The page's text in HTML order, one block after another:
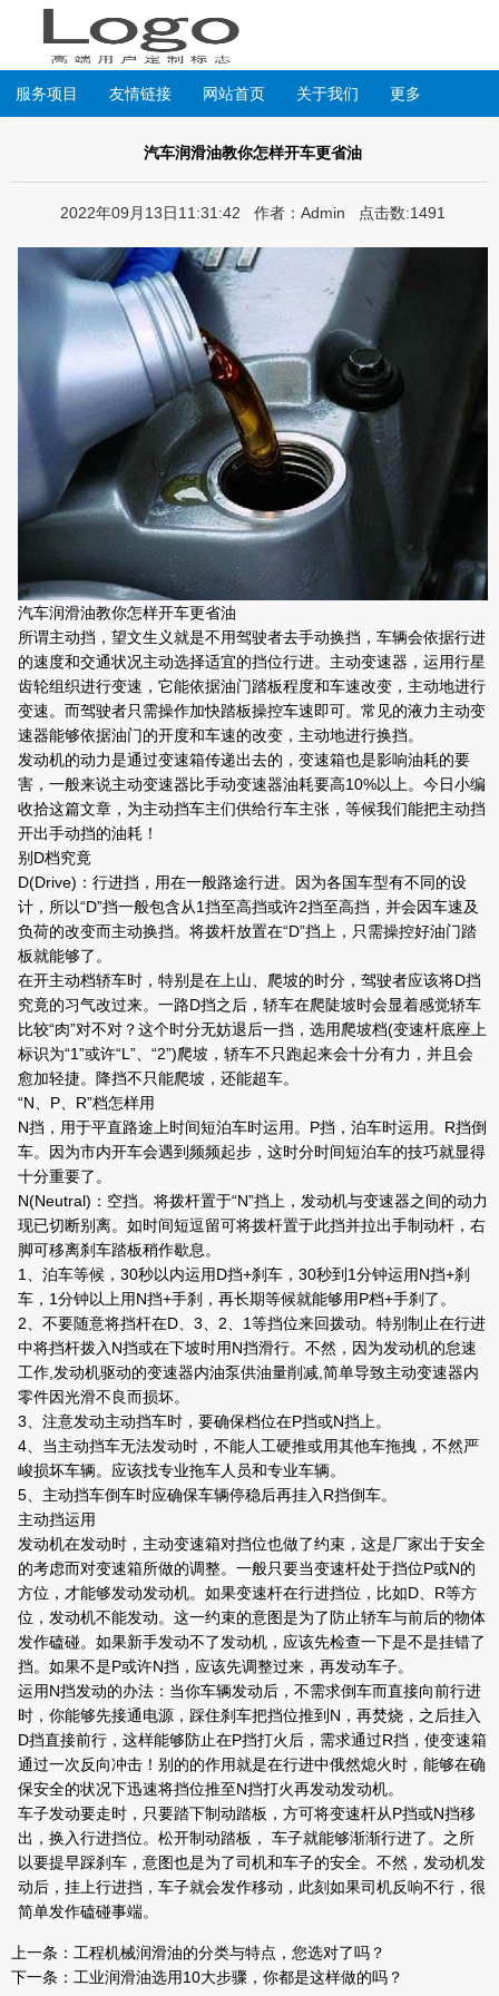
服务项目 友情链接 网站首页 关于我们 更多
汽车润滑油教你怎样开车更省油
2022年09月13日11:31:42 作者：Admin 点击数:1491
汽车润滑油教你怎样开车更省油
所谓主动挡，望文生义就是不用驾驶者去手动换挡，车辆会依据行进
的速度和交通状况主动选择适宜的挡位行进。主动变速器，运用行星
齿轮组织进行变速，它能依据油门踏板程度和车速改变，主动地进行
变速。而驾驶者只需操作加快踏板操控车速即可。常见的液力主动变
速器能够依据油门的开度和车速的改变，主动地进行换挡。
发动机的动力是通过变速箱传递出去的，变速箱也是影响油耗的要
害，一般来说主动变速器比手动变速器油耗要高10%以上。今日小编
收拾这篇文章，为主动挡车主们供给行车主张，等候我们能把主动挡
开出手动挡的油耗！
别D档究竟
D(Drive)：行进挡，用在一般路途行进。因为各国车型有不同的设
计，所以“D”挡一般包含从1挡至高挡或许2挡至高挡，并会因车速及
负荷的改变而主动换挡。将拨杆放置在“D”挡上，只需操控好油门踏
板就能够了。
在开主动档轿车时，特别是在上山、爬坡的时分，驾驶者应该将D挡
究竟的习气改过来。一路D挡之后，轿车在爬陡坡时会显着感觉轿车
比较“肉”对不对？这个时分无妨退后一挡，选用爬坡档(变速杆底座上
标识为“1”或许“L”、“2”)爬坡，轿车不只跑起来会十分有力，并且会
愈加轻捷。降挡不只能爬坡，还能超车。
“N、P、R”档怎样用
N挡，用于平直路途上时间短泊车时运用。P挡，泊车时运用。R挡倒
车。因为市内开车会遇到频频起步，这时分时间短泊车的技巧就显得
十分重要了。
N(Neutral)：空挡。将拨杆置于“N”挡上，发动机与变速器之间的动力
现已切断别离。如时间短逗留可将拨杆置于此挡并拉出手制动杆，右
脚可移离刹车踏板稍作歇息。
1、泊车等候，30秒以内运用D挡+刹车，30秒到1分钟运用N挡+刹
车，1分钟以上用N挡+手刹，再长期等候就能够用P档+手刹了。
2、不要随意将挡杆在D、3、2、1等挡位来回拨动。特别制止在行进
中将挡杆拨入N挡或在下坡时用N挡滑行。不然，因为发动机的怠速
工作,发动机驱动的变速器内油泵供油量削减,简单导致主动变速器内
零件因光滑不良而损坏。
3、注意发动主动挡车时，要确保档位在P挡或N挡上。
4、当主动挡车无法发动时，不能人工硬推或用其他车拖拽，不然严
峻损坏车辆。应该找专业拖车人员和专业车辆。
5、主动挡车倒车时应确保车辆停稳后再挂入R挡倒车。
主动挡运用
发动机在发动时，主动变速箱对挡位也做了约束，这是厂家出于安全
的考虑而对变速箱所做的调整。一般只要当变速杆处于挡位P或N的
方位，才能够发动发动机。如果变速杆在行进挡位，比如D、R等方
位，发动机不能发动。这一约束的意图是为了防止轿车与前后的物体
发作磕碰。如果新手发动不了发动机，应该先检查一下是不是挂错了
挡。如果不是P或许N挡，应该先调整过来，再发动车子。
运用N挡发动的办法：当你车辆发动后，不需求倒车而直接向前行进
时，你能够先接通电源，踩住刹车把挡位推到N，再焚烧，之后挂入
D挡直接前行，这样能够防止在P挡打火后，需求通过R挡，使变速箱
通过一次反向冲击！别的的作用就是在行进中俄然熄火时，能够在确
保安全的状况下迅速将挡位推至N挡打火再发动发动机。
车子发动要走时，只要踏下制动踏板，方可将变速杆从P挡或N挡移
出，换入行进挡位。松开制动踏板， 车子就能够渐渐行进了。之所
以要提早踩刹车，意图也是为了司机和车子的安全。不然，发动机发
动后，挂上行进挡，车子就会发作移动，此刻如果司机反响不行，很
简单发作磕碰事端。
上一条： 工程机械润滑油的分类与特点，您选对了吗？
下一条： 工业润滑油选用10大步骤，你都是这样做的吗？